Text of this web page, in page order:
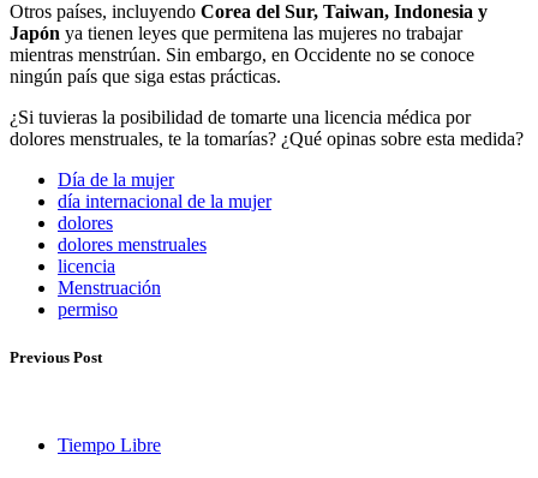
Otros países, incluyendo Corea del Sur, Taiwan, Indonesia y
Japón ya tienen leyes que permitena las mujeres no trabajar
mientras menstrúan. Sin embargo, en Occidente no se conoce
ningún país que siga estas prácticas.
¿Si tuvieras la posibilidad de tomarte una licencia médica por
dolores menstruales, te la tomarías? ¿Qué opinas sobre esta medida?
Día de la mujer
día internacional de la mujer
dolores
dolores menstruales
licencia
Menstruación
permiso
Previous Post
Tiempo Libre